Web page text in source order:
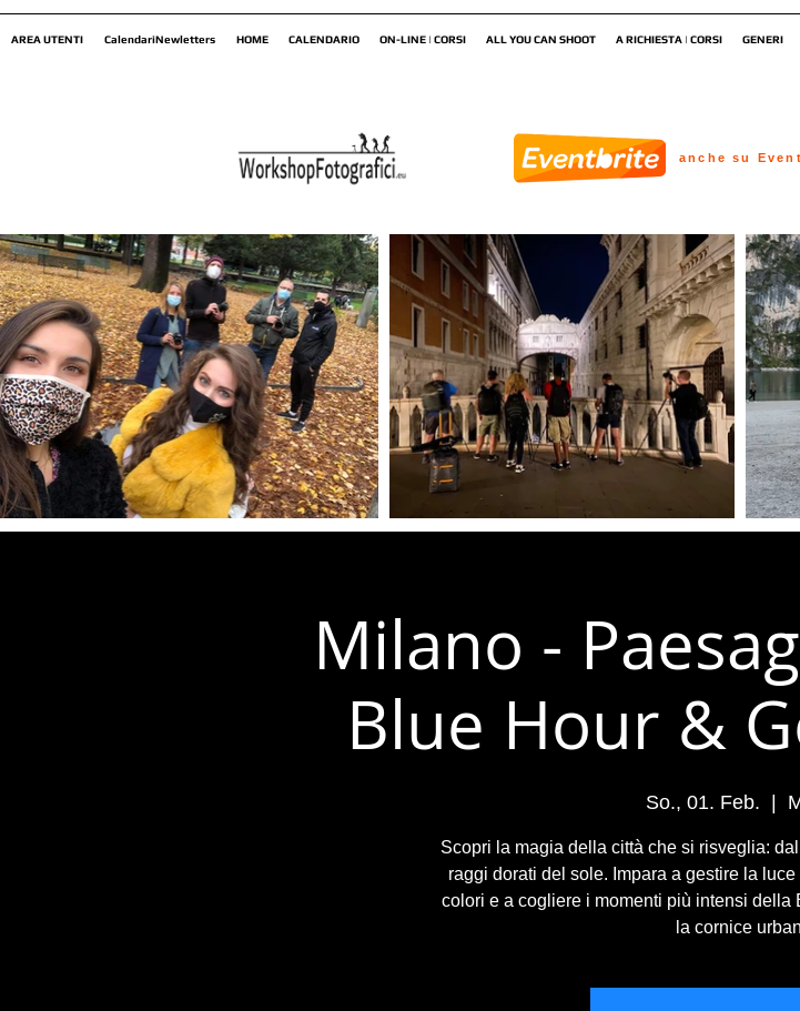
AREA UTENTI CalendariNewletters HOME CALENDARIO ON-LINE | CORSI ALL YOU CAN SHOOT A RICHIESTA | CORSI GENERI
Milano -
Blue Hour &
So., 01. Feb.
Scopri la magia della città che si risveglia:
raggi dorati del sole. Impara a gestire la
colori e a cogliere i momenti più intensi della
la cornice
anche su